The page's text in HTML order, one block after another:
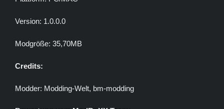
Version: 1.0.0.0
Modgröße: 35,70MB
Credits:
Modder: Modding-Welt, bm-modding